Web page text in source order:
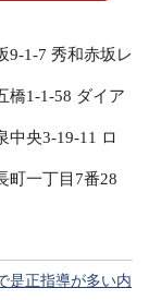
9-1-7 秀和赤坂レ
橋1-1-58 ダイア
中央3-19-11 ロ
町一丁目7番28
是正指導が多い内